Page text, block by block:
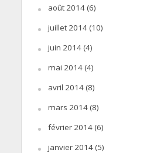
août 2014(6)
juillet 2014(10)
juin 2014(4)
mai 2014(4)
avril 2014(8)
mars 2014(8)
février 2014(6)
janvier 2014(5)